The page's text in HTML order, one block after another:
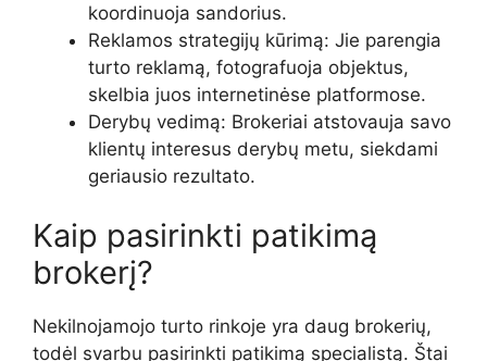
koordinuoja sandorius.
Reklamos strategijų kūrimą: Jie parengia
turto reklamą, fotografuoja objektus,
skelbia juos internetinėse platformose.
Derybų vedimą: Brokeriai atstovauja savo
klientų interesus derybų metu, siekdami
geriausio rezultato.
Kaip pasirinkti patikimą
brokerį?
Nekilnojamojo turto rinkoje yra daug brokerių,
todėl svarbu pasirinkti patikimą specialistą. Štai